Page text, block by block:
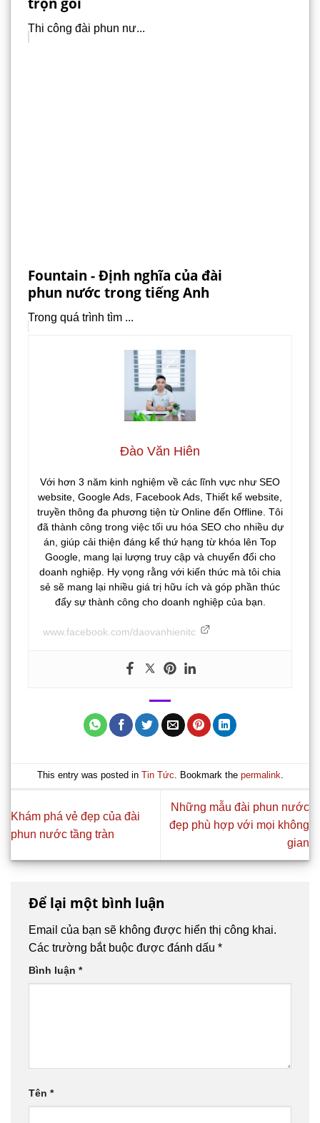
Thi công đài phun nư...
Fountain - Định nghĩa của đài
phun nước trong tiếng Anh
Trong quá trình tìm ...
Đào Văn Hiên
Với hơn 3 năm kinh nghiệm về các lĩnh vực như SEO
website, Google Ads, Facebook Ads, Thiết kế website,
truyền thông đa phương tiện từ Online đến Offline. Tôi
đã thành công trong việc tối ưu hóa SEO cho nhiều dự
án, giúp cải thiện đáng kể thứ hạng từ khóa lên Top
Google, mang lại lượng truy cập và chuyển đổi cho
doanh nghiệp. Hy vọng rằng với kiến thức mà tôi chia
sẻ sẽ mang lại nhiều giá trị hữu ích và góp phần thúc
đẩy sự thành công cho doanh nghiệp của bạn.
www.facebook.com/daovanhienitc
This entry was posted in Tin Tức. Bookmark the permalink.
Khám phá vẻ đẹp của đài
phun nước tầng tràn
Những mẫu đài phun nước
đẹp phù hợp với mọi không
gian
Để lại một bình luận
Email của bạn sẽ không được hiển thị công khai.
Các trường bắt buộc được đánh dấu *
Bình luận *
Tên *